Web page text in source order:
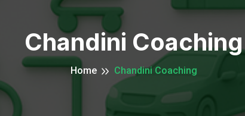
Chandini Coaching
Home Chandini Coaching